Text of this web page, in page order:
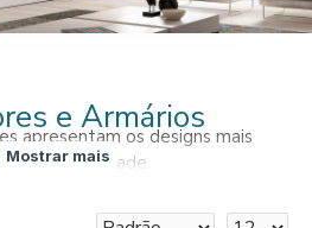
e Armários
apresentam os designs mais
da atualidade.
forma organizada e acessível.